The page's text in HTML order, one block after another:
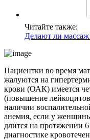
Читайте также:
Делают ли
Пациентки во время
жалуются на
крови (ОАК) имеется
(повышение
наличии
анемия, если у женщины
длится на протяжении
диагностике